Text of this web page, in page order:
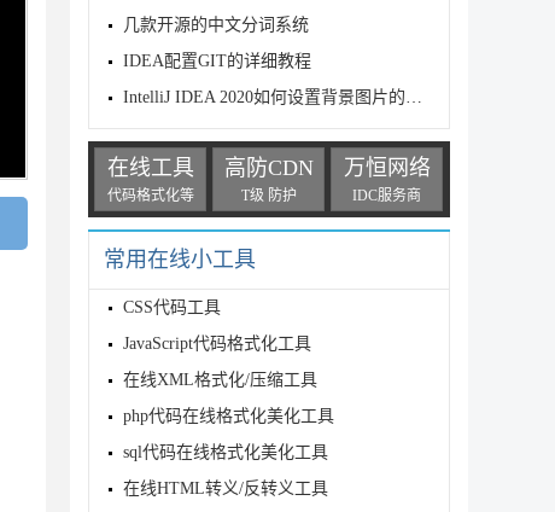
几款开源的中文分词系统
IDEA配置GIT的详细教程
IntelliJ IDEA 2020如何设置背景图片的方法步骤
在线工具
代码格式化等
高防CDN
T级 防护
万恒网络
IDC服务商
常用在线小工具
CSS代码工具
JavaScript代码格式化工具
在线XML格式化/压缩工具
php代码在线格式化美化工具
sql代码在线格式化美化工具
在线HTML转义/反转义工具